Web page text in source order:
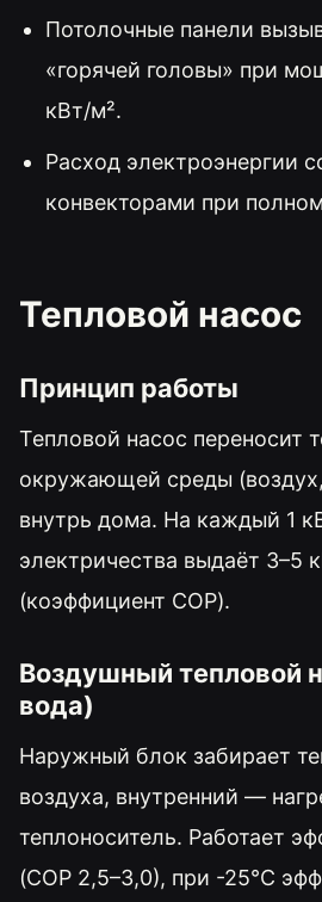
Потолочные панели
«горячей головы» при
кВт/м².
Расход электроэнергии
конвекторами при
Тепловой насос
Принцип работы
Тепловой насос переносит
окружающей среды (воздух,
внутрь дома. На каждый 1
электричества выдаёт 3–5
(коэффициент COP).
Воздушный тепловой
вода)
Наружный блок забирает
воздуха, внутренний —
теплоноситель. Работает
(COP 2,5–3,0), при -25°C